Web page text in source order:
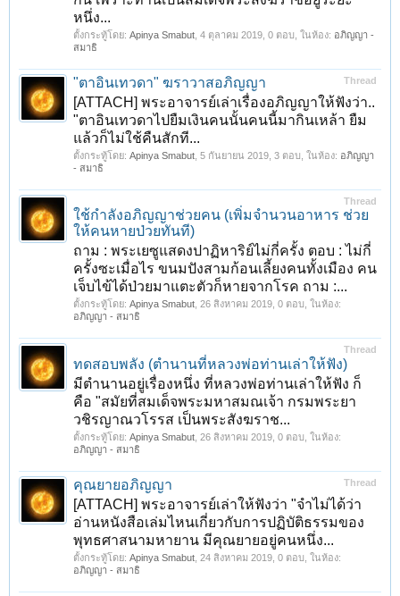
หนึ่ง...
ตั้งกระทู้โดย: Apinya Smabut 4 ตุลาคม 2019 , 0 ตอบ, ในห้อง: อภิญญา -
สมาธิ
Thread
"ตาอินเทวดา" ฆราวาสอภิญญา
[ATTACH] พระอาจารย์เล่าเรื่องอภิญญาให้ฟังว่า..
"ตาอินเทวดาไปยืมเงินคนนั้นคนนี้มากินเหล้า ยืม
แล้วก็ไม่ใช้คืนสักที...
ตั้งกระทู้โดย: Apinya Smabut 5 กันยายน 2019 , 3 ตอบ, ในห้อง: อภิญญา
- สมาธิ
Thread
ใช้กำลังอภิญญาช่วยคน (เพิ่มจำนวนอาหาร ช่วย
ให้คนหายป่วยทันที)
ถาม : พระเยซูแสดงปาฏิหาริย์ไม่กี่ครั้ง ตอบ : ไม่กี่
ครั้งซะเมื่อไร ขนมปังสามก้อนเลี้ยงคนทั้งเมือง คน
เจ็บไข้ได้ป่วยมาแตะตัวก็หายจากโรค ถาม :...
ตั้งกระทู้โดย: Apinya Smabut 26 สิงหาคม 2019 , 0 ตอบ, ในห้อง:
อภิญญา - สมาธิ
Thread
ทดสอบพลัง (ตำนานที่หลวงพ่อท่านเล่าให้ฟัง)
มีตำนานอยู่เรื่องหนึ่ง ที่หลวงพ่อท่านเล่าให้ฟัง ก็
คือ "สมัยที่สมเด็จพระมหาสมณเจ้า กรมพระยา
วชิรญาณวโรรส เป็นพระสังฆราช...
ตั้งกระทู้โดย: Apinya Smabut 26 สิงหาคม 2019 , 0 ตอบ, ในห้อง:
อภิญญา - สมาธิ
Thread
คุณยายอภิญญา
[ATTACH] พระอาจารย์เล่าให้ฟังว่า "จำไม่ได้ว่า
อ่านหนังสือเล่มไหนเกี่ยวกับการปฏิบัติธรรมของ
พุทธศาสนามหายาน มีคุณยายอยู่คนหนึ่ง...
ตั้งกระทู้โดย: Apinya Smabut 24 สิงหาคม 2019 , 0 ตอบ, ในห้อง:
อภิญญา - สมาธิ